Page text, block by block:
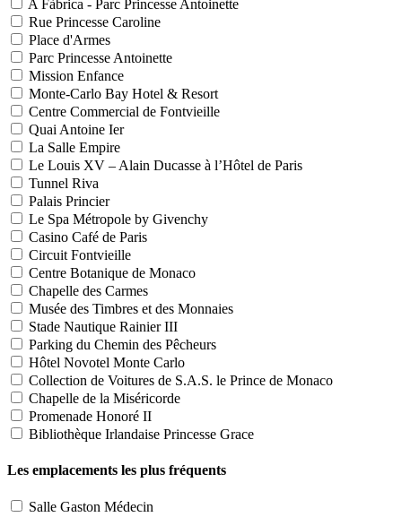
A Fàbrica - Parc Princesse Antoinette
Rue Princesse Caroline
Place d'Armes
Parc Princesse Antoinette
Mission Enfance
Monte-Carlo Bay Hotel & Resort
Centre Commercial de Fontvieille
Quai Antoine Ier
La Salle Empire
Le Louis XV – Alain Ducasse à l’Hôtel de Paris
Tunnel Riva
Palais Princier
Le Spa Métropole by Givenchy
Casino Café de Paris
Circuit Fontvieille
Centre Botanique de Monaco
Chapelle des Carmes
Musée des Timbres et des Monnaies
Stade Nautique Rainier III
Parking du Chemin des Pêcheurs
Hôtel Novotel Monte Carlo
Collection de Voitures de S.A.S. le Prince de Monaco
Chapelle de la Miséricorde
Promenade Honoré II
Bibliothèque Irlandaise Princesse Grace
Les emplacements les plus fréquents
Salle Gaston Médecin